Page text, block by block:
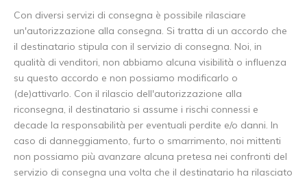
Con diversi servizi di consegna è possibile rilasciare
un'autorizzazione alla consegna. Si tratta di un accordo che
il destinatario stipula con il servizio di consegna. Noi, in
qualità di venditori, non abbiamo alcuna visibilità o influenza
su questo accordo e non possiamo modificarlo o
(de)attivarlo. Con il rilascio dell'autorizzazione alla
riconsegna, il destinatario si assume i rischi connessi e
decade la responsabilità per eventuali perdite e/o danni. In
caso di danneggiamento, furto o smarrimento, noi mittenti
non possiamo più avanzare alcuna pretesa nei confronti del
servizio di consegna una volta che il destinatario ha rilasciato